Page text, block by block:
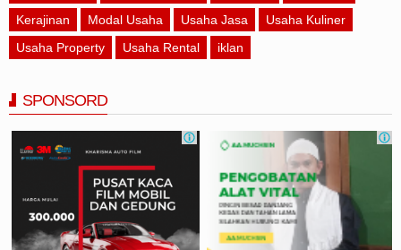
Kerajinan
Modal Usaha Usaha Jasa
Usaha Kuliner
Usaha Property
Usaha Rental iklan
SPONSORD